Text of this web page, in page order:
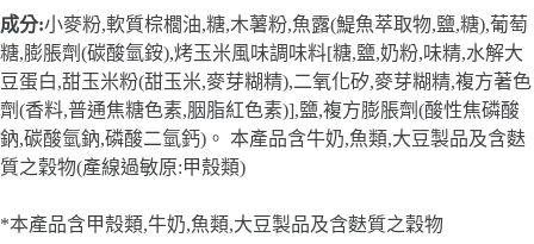
成分:小麥粉,軟質棕櫚油,糖,木薯粉,魚露(鯷魚萃取物,鹽,糖),葡萄
糖,膨脹劑(碳酸氫銨),烤玉米風味調味料[糖,鹽,奶粉,味精,水解大
豆蛋白,甜玉米粉(甜玉米,麥芽糊精),二氧化矽,麥芽糊精,複方著色
劑(香料,普通焦糖色素,胭脂紅色素)],鹽,複方膨脹劑(酸性焦磷酸
鈉,碳酸氫鈉,磷酸二氫鈣)。 本產品含牛奶,魚類,大豆製品及含麩
質之穀物(產線過敏原:甲殼類)
*本產品含甲殼類,牛奶,魚類,大豆製品及含麩質之穀物